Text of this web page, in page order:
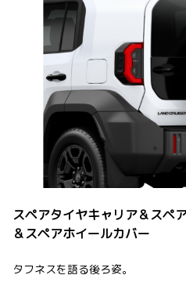
スペアタイヤキャリア＆スペ
＆スペアホイールカバー
タフネスを語る後ろ姿。